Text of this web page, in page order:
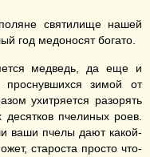
святилище нашей
год медоносят богато.
медведь, да еще и
зимой от
ухитряется разорять
пчелиных роев.
ваши пчелы дают какой-
староста просто что-